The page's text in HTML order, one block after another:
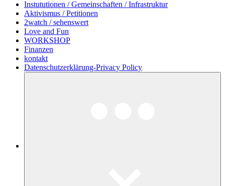
Instututionen / Gemeinschaften / Infrastruktur
Aktivismus / Petitionen
2watch / sehenswert
Love and Fun
WORKSHOP
Finanzen
kontakt
Datenschutzerklärung-Privacy Policy